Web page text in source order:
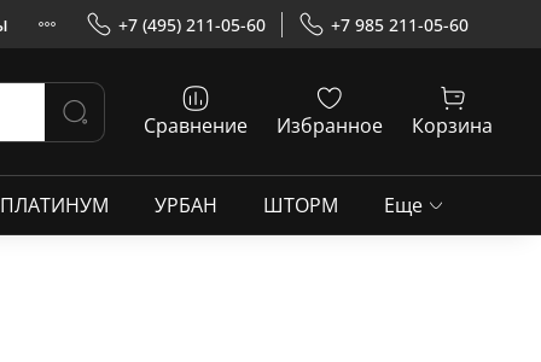
+7 (495) 211-05-60 +7 985 211-05-60
Сравнение Избранное Корзина
ПЛАТИНУМ УРБАН ШТОРМ Еще